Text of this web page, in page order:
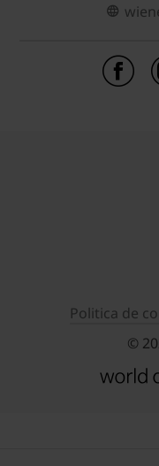
Politica de
©